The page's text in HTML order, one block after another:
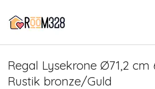
Regal Lysekrone Ø71,2 cm
Rustik bronze/Guld